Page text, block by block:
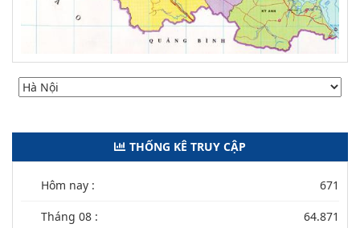
THỐNG KÊ TRUY CẬP
Hôm nay : 671
Tháng 08 : 64.871